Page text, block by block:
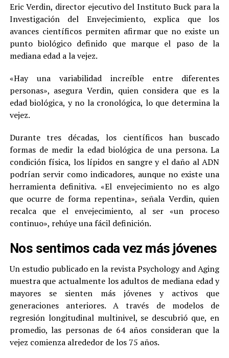
Eric Verdin, director ejecutivo del Instituto Buck para la
Investigación del Envejecimiento, explica que los
avances científicos permiten afirmar que no existe un
punto biológico definido que marque el paso de la
mediana edad a la vejez.
«Hay una variabilidad increíble entre diferentes
personas», asegura Verdin, quien considera que es la
edad biológica, y no la cronológica, lo que determina la
vejez.
Durante tres décadas, los científicos han buscado
formas de medir la edad biológica de una persona. La
condición física, los lípidos en sangre y el daño al ADN
podrían servir como indicadores, aunque no existe una
herramienta definitiva. «El envejecimiento no es algo
que ocurre de forma repentina», señala Verdin, quien
recalca que el envejecimiento, al ser «un proceso
continuo», rehúye una fácil definición.
Nos sentimos cada vez más jóvenes
Un estudio publicado en la revista Psychology and Aging
muestra que actualmente los adultos de mediana edad y
mayores se sienten más jóvenes y activos que
generaciones anteriores. A través de modelos de
regresión longitudinal multinivel, se descubrió que, en
promedio, las personas de 64 años consideran que la
vejez comienza alrededor de los 75 años.